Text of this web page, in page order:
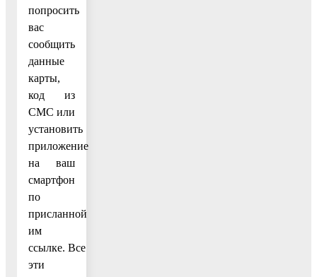
попросить
вас
сообщить
данные
карты,
код из
СМС или
установить
приложение
на ваш
смартфон
по
присланной
им
ссылке. Все
эти